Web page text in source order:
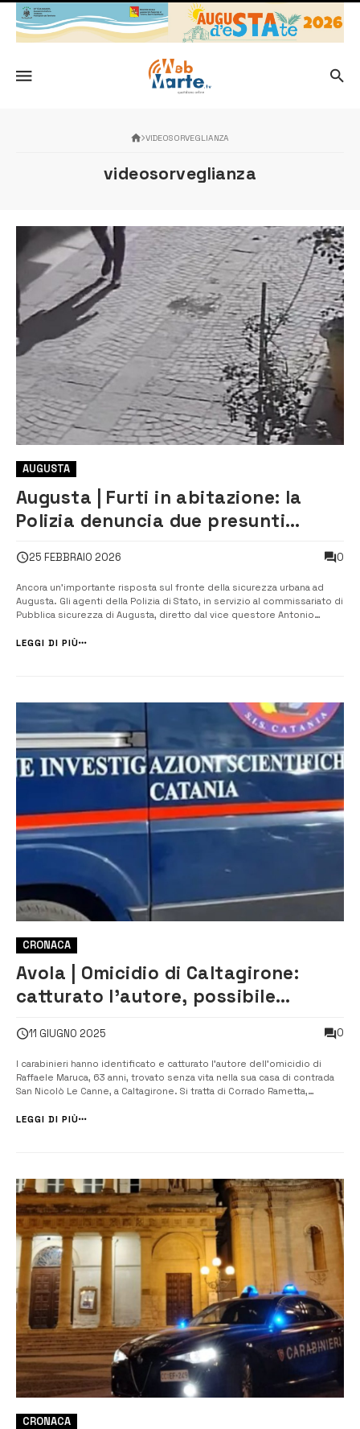
VIDEOSORVEGLIANZA
videosorveglianza
AUGUSTA
Augusta | Furti in abitazione: la
Polizia denuncia due presunti
25 FEBBRAIO 2026 0
Ancora un’importante risposta sul fronte della sicurezza urbana ad
Augusta. Gli agenti della Polizia di Stato, in servizio al commissariato di
Pubblica sicurezza di Augusta, diretto dal vice questore Antonio
presunti responsabili di un furto in abitazione, notificando loro l’avvi...
LEGGI DI PIÙ
CRONACA
Avola | Omicidio di Caltagirone:
catturato l’autore, possibile
11 GIUGNO 2025 0
I carabinieri hanno identificato e catturato l’autore dell’omicidio di
Raffaele Maruca, 63 anni, trovato senza vita nella sua casa di contrada
San Nicolò Le Canne, a Caltagirone. Si tratta di Corrado Rametta,
avrebbe nutrito rancori nei confronti del cognato della vi...
LEGGI DI PIÙ
CRONACA